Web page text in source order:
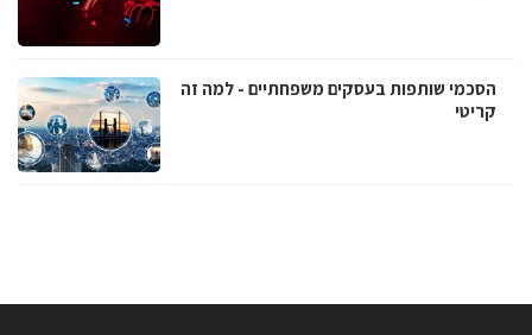
הסכמי שותפות בעסקים משפחתיים - למה זה
קריטי